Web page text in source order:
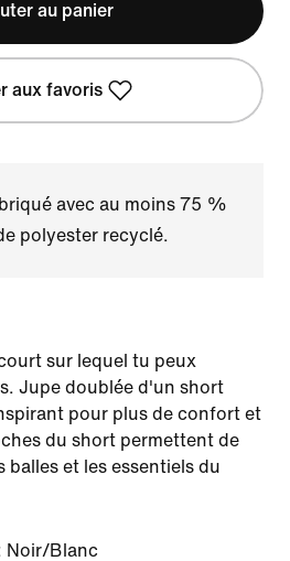
au panier
aux favoris
avec au moins 75 %
polyester recyclé.
sur lequel tu peux
Jupe doublée d'un short
pour plus de confort et
du short permettent de
balles et les essentiels du
Noir/Blanc